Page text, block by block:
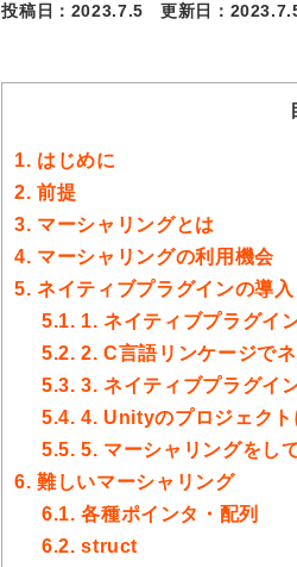
投稿日： 2023.7.5 更新日：
1. はじめに
2. 前提
3. マーシャリングとは
4. マーシャリングの利用機会
5. ネイティブプラグインの導入
5.1. 1. ネイティブプラグイ
5.2. 2. C言語リンケージで
5.3. 3. ネイティブプラグイ
5.4. 4. Unityのプロジェクト
5.5. 5. マーシャリングをし
6. 難しいマーシャリング
6.1. 各種ポインタ・配列
6.2. struct